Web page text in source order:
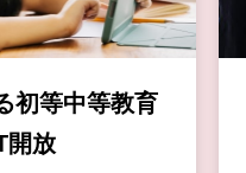
初等中等教育
開放